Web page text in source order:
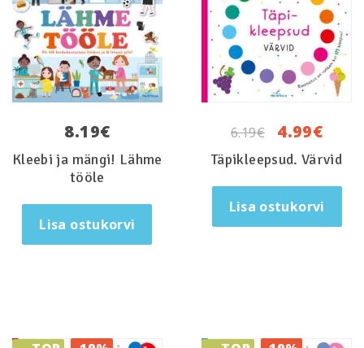
8.19€
Kleebi ja mängi! Lähme
tööle
Lisa ostukorvi
6.19€
Algne
hind
6.19€.
4.99€
price
Täpikleepsud. Värvid
Lisa ostukorvi